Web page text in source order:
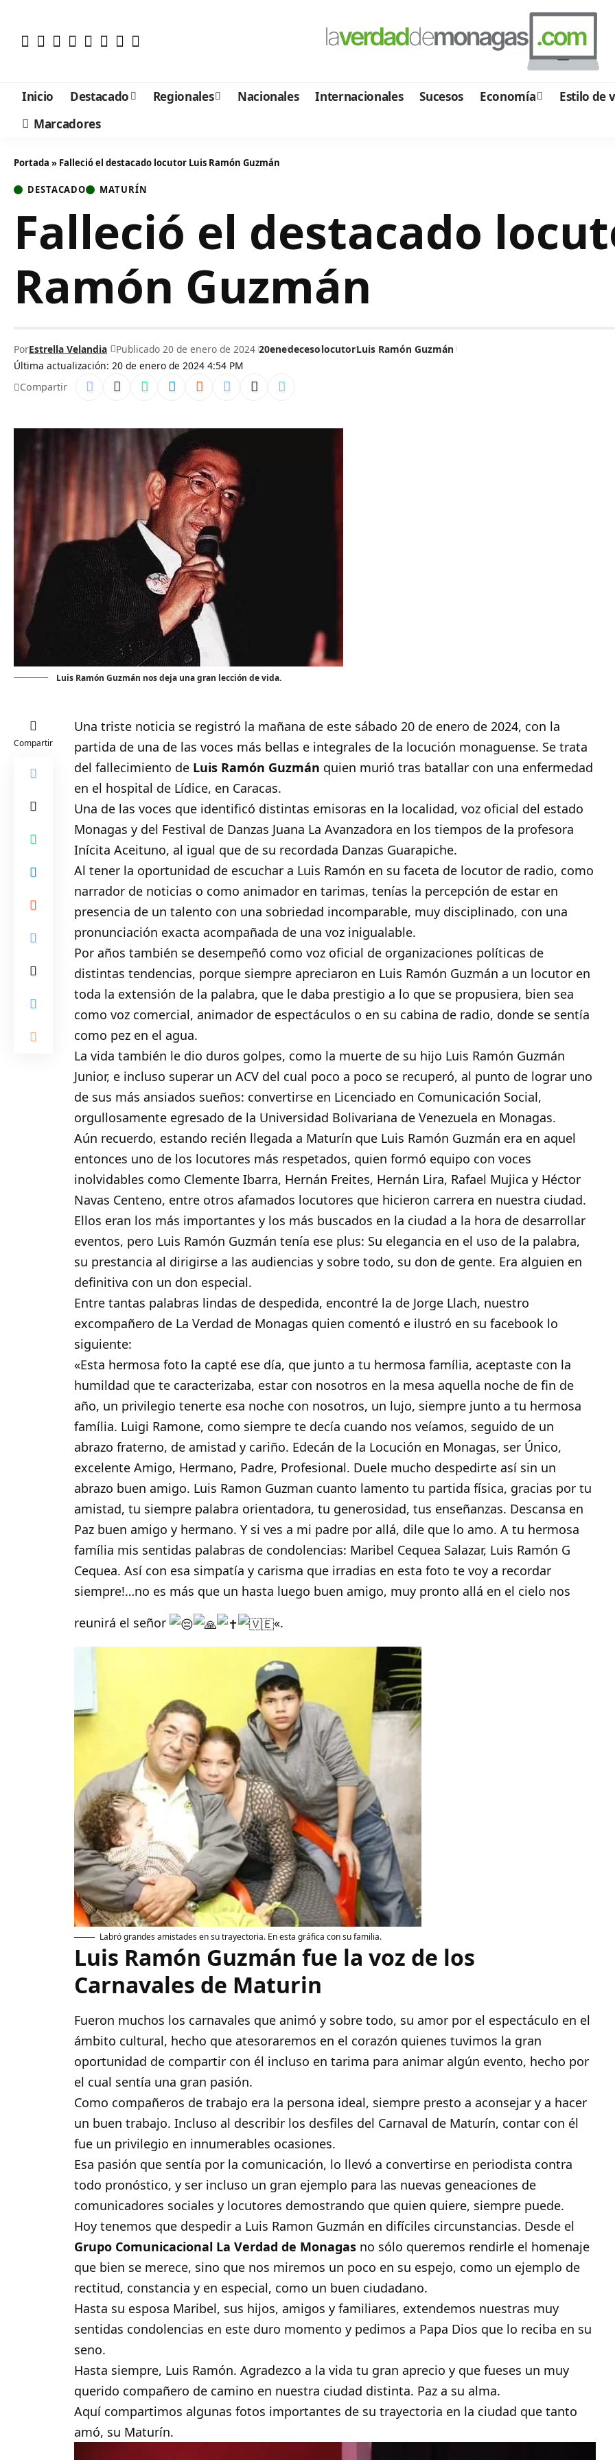
Inicio Destacado Regionales Nacionales Internacionales Sucesos Economía Estilo de
Marcadores
Portada » Falleció el destacado locutor Luis Ramón Guzmán
DESTACADO MATURÍN
Falleció el destacado
Ramón Guzmán
Última actualización: 20 de enero de 2024 4:54 PM
PorEstrella Velandia Publicado 20 de enero de 2024 20enedecesolocutorLuis Ramón Guzmán
Compartir
Luis Ramón Guzmán nos deja una gran lección de vida.
Compartir
Una triste noticia se registró la mañana de este sábado 20 de enero de 2024, con la
partida de una de las voces más bellas e integrales de la locución monaguense. Se trata
del fallecimiento de Luis Ramón Guzmán quien murió tras batallar con una enfermedad
en el hospital de Lídice, en Caracas.
Una de las voces que identificó distintas emisoras en la localidad, voz oficial del estado
Monagas y del Festival de Danzas Juana La Avanzadora en los tiempos de la profesora
Inícita Aceituno, al igual que de su recordada Danzas Guarapiche.
Al tener la oportunidad de escuchar a Luis Ramón en su faceta de locutor de radio, como
narrador de noticias o como animador en tarimas, tenías la percepción de estar en
presencia de un talento con una sobriedad incomparable, muy disciplinado, con una
pronunciación exacta acompañada de una voz inigualable.
Por años también se desempeñó como voz oficial de organizaciones políticas de
distintas tendencias, porque siempre apreciaron en Luis Ramón Guzmán a un locutor en
toda la extensión de la palabra, que le daba prestigio a lo que se propusiera, bien sea
como voz comercial, animador de espectáculos o en su cabina de radio, donde se sentía
como pez en el agua.
La vida también le dio duros golpes, como la muerte de su hijo Luis Ramón Guzmán
Junior, e incluso superar un ACV del cual poco a poco se recuperó, al punto de lograr uno
de sus más ansiados sueños: convertirse en Licenciado en Comunicación Social,
orgullosamente egresado de la Universidad Bolivariana de Venezuela en Monagas.
Aún recuerdo, estando recién llegada a Maturín que Luis Ramón Guzmán era en aquel
entonces uno de los locutores más respetados, quien formó equipo con voces
inolvidables como Clemente Ibarra, Hernán Freites, Hernán Lira, Rafael Mujica y Héctor
Navas Centeno, entre otros afamados locutores que hicieron carrera en nuestra ciudad.
Ellos eran los más importantes y los más buscados en la ciudad a la hora de desarrollar
eventos, pero Luis Ramón Guzmán tenía ese plus: Su elegancia en el uso de la palabra,
su prestancia al dirigirse a las audiencias y sobre todo, su don de gente. Era alguien en
definitiva con un don especial.
Entre tantas palabras lindas de despedida, encontré la de Jorge Llach, nuestro
excompañero de La Verdad de Monagas quien comentó e ilustró en su facebook lo
siguiente:
«Esta hermosa foto la capté ese día, que junto a tu hermosa família, aceptaste con la
humildad que te caracterizaba, estar con nosotros en la mesa aquella noche de fin de
año, un privilegio tenerte esa noche con nosotros, un lujo, siempre junto a tu hermosa
família. Luigi Ramone, como siempre te decía cuando nos veíamos, seguido de un
abrazo fraterno, de amistad y cariño. Edecán de la Locución en Monagas, ser Único,
excelente Amigo, Hermano, Padre, Profesional. Duele mucho despedirte así sin un
abrazo buen amigo. Luis Ramon Guzman cuanto lamento tu partida física, gracias por tu
amistad, tu siempre palabra orientadora, tu generosidad, tus enseñanzas. Descansa en
Paz buen amigo y hermano. Y si ves a mi padre por allá, dile que lo amo. A tu hermosa
família mis sentidas palabras de condolencias: Maribel Cequea Salazar, Luis Ramón G
Cequea. Así con esa simpatía y carisma que irradias en esta foto te voy a recordar
siempre!…no es más que un hasta luego buen amigo, muy pronto allá en el cielo nos
reunirá el señor
«.
Labró grandes amistades en su trayectoria. En esta gráfica con su familia.
Luis Ramón Guzmán fue la voz de los
Carnavales de Maturin
Fueron muchos los carnavales que animó y sobre todo, su amor por el espectáculo en el
ámbito cultural, hecho que atesoraremos en el corazón quienes tuvimos la gran
oportunidad de compartir con él incluso en tarima para animar algún evento, hecho por
el cual sentía una gran pasión.
Como compañeros de trabajo era la persona ideal, siempre presto a aconsejar y a hacer
un buen trabajo. Incluso al describir los desfiles del Carnaval de Maturín, contar con él
fue un privilegio en innumerables ocasiones.
Esa pasión que sentía por la comunicación, lo llevó a convertirse en periodista contra
todo pronóstico, y ser incluso un gran ejemplo para las nuevas geneaciones de
comunicadores sociales y locutores demostrando que quien quiere, siempre puede.
Hoy tenemos que despedir a Luis Ramon Guzmán en difíciles circunstancias. Desde el
Grupo Comunicacional La Verdad de Monagas no sólo queremos rendirle el homenaje
que bien se merece, sino que nos miremos un poco en su espejo, como un ejemplo de
rectitud, constancia y en especial, como un buen ciudadano.
Hasta su esposa Maribel, sus hijos, amigos y familiares, extendemos nuestras muy
sentidas condolencias en este duro momento y pedimos a Papa Dios que lo reciba en su
seno.
Hasta siempre, Luis Ramón. Agradezco a la vida tu gran aprecio y que fueses un muy
querido compañero de camino en nuestra ciudad distinta. Paz a su alma.
Aquí compartimos algunas fotos importantes de su trayectoria en la ciudad que tanto
amó, su Maturín.